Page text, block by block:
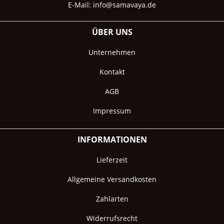
E-Mail: info@samavaya.de
ÜBER UNS
Unternehmen
Kontakt
AGB
Impressum
INFORMATIONEN
Lieferzeit
Allgemeine Versandkosten
Zahlarten
Widerrufsrecht